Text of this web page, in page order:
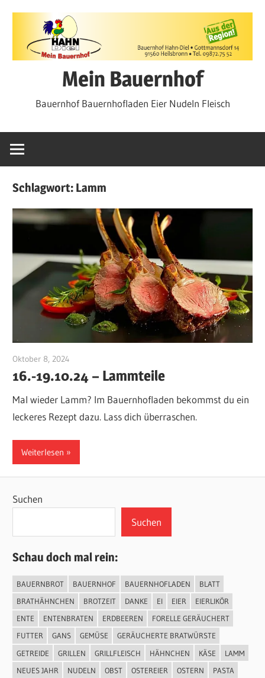
springen
Mein Bauernhof
Bauernhof Bauernhofladen Eier Nudeln Fleisch
Schlagwort: Lamm
Oktober 8, 2024
16.-19.10.24 – Lammteile
Mal wieder Lamm? Im Bauernhofladen bekommst du ein
leckeres Rezept dazu. Lass dich überraschen.
Weiterlesen
Suchen
Suchen
Schau doch mal rein:
BAUERNBROT BAUERNHOF BAUERNHOFLADEN
BLATT
BRATHÄHNCHEN
BROTZEIT DANKE EI EIER
EIERLIKÖR
ENTE
ENTENBRATEN ERDBEEREN
FORELLE GERÄUCHERT
FUTTER
GANS GEMÜSE
GERÄUCHERTE BRATWÜRSTE
GETREIDE
GRILLEN GRILLFLEISCH HÄHNCHEN KÄSE
LAMM
NEUES JAHR
NUDELN OBST OSTEREIER OSTERN
PASTA